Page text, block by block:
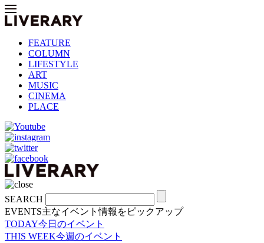
FEATURE
COLUMN
LIFESTYLE
ART
MUSIC
CINEMA
PLACE
SEARCH
EVENTS主なイベント情報をピックアップ
TODAY今日のイベント
THIS WEEK今週のイベント